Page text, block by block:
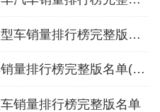
2017年8月国产中大型车销量排行榜完整版名单
2025年5月国产汽车销量排行榜完整版名单(批发量
销量排行榜完整版名单